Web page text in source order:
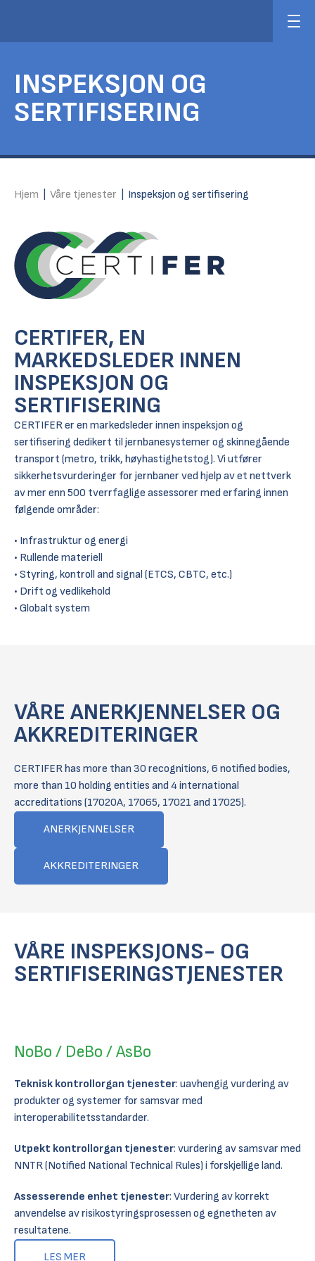
INSPEKSJON OG
SERTIFISERING
Hjem Våre tjenester Inspeksjon og sertifisering
CERTIFER, EN
MARKEDSLEDER INNEN
INSPEKSJON OG
SERTIFISERING
CERTIFER er en markedsleder innen inspeksjon og
sertifisering dedikert til jernbanesystemer og skinnegående
transport (metro, trikk, høyhastighetstog). Vi utfører
sikkerhetsvurderinger for jernbaner ved hjelp av et nettverk
av mer enn 500 tverrfaglige assessorer med erfaring innen
følgende områder:
Infrastruktur og energi
Rullende materiell
Styring, kontroll and signal (ETCS, CBTC, etc.)
Drift og vedlikehold
Globalt system
VÅRE ANERKJENNELSER OG
AKKREDITERINGER
CERTIFER has more than 30 recognitions, 6 notified bodies,
more than 10 holding entities and 4 international
accreditations (17020A, 17065, 17021 and 17025).
ANERKJENNELSER
AKKREDITERINGER
VÅRE INSPEKSJONS- OG
SERTIFISERINGSTJENESTER
NoBo / DeBo / AsBo
Teknisk kontrollorgan tjenester: uavhengig vurdering av
produkter og systemer for samsvar med
interoperabilitetsstandarder.
Utpekt kontrollorgan tjenester: vurdering av samsvar med
NNTR (Notified National Technical Rules) i forskjellige land.
Assesserende enhet tjenester: Vurdering av korrekt
anvendelse av risikostyringsprosessen og egnetheten av
resultatene.
LES MER